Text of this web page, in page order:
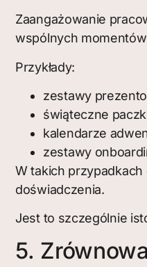
Zaangażowanie
wspólnych
Przykłady:
zestawy
świąteczne
kalendarze
zestawy
W takich przypadkach
doświadczenia.
Jest to szczególnie
5.